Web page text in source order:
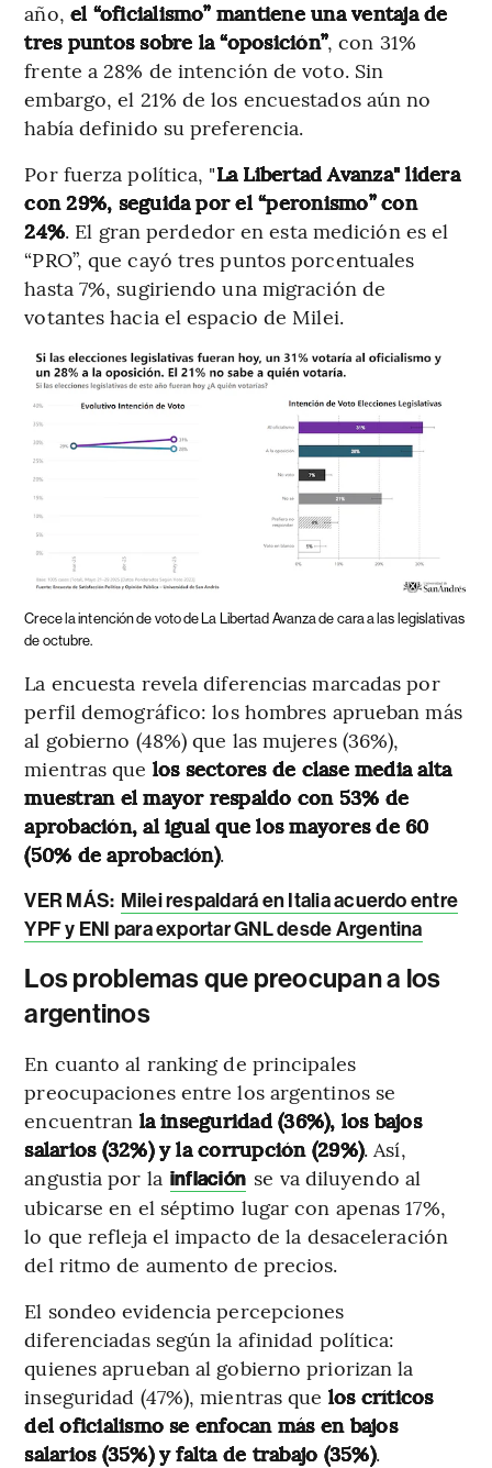
año, el “oficialismo” mantiene una ventaja de
tres puntos sobre la “oposición”, con 31%
frente a 28% de intención de voto. Sin
embargo, el 21% de los encuestados aún no
había definido su preferencia.
Por fuerza política, "La Libertad Avanza" lidera
con 29%, seguida por el “peronismo” con
24%. El gran perdedor en esta medición es el
“PRO”, que cayó tres puntos porcentuales
hasta 7%, sugiriendo una migración de
votantes hacia el espacio de Milei.
Crece la intención de voto de La Libertad Avanza de cara a las legislativas
de octubre.
La encuesta revela diferencias marcadas por
perfil demográfico: los hombres aprueban más
al gobierno (48%) que las mujeres (36%),
mientras que los sectores de clase media alta
muestran el mayor respaldo con 53% de
aprobación, al igual que los mayores de 60
(50% de aprobación).
VER MÁS: Milei respaldará en Italia acuerdo entre
YPF y ENI para exportar GNL desde Argentina
Los problemas que preocupan a los
argentinos
En cuanto al ranking de principales
preocupaciones entre los argentinos se
encuentran la inseguridad (36%), los bajos
salarios (32%) y la corrupción (29%). Así,
angustia por la inflación se va diluyendo al
ubicarse en el séptimo lugar con apenas 17%,
lo que refleja el impacto de la desaceleración
del ritmo de aumento de precios.
El sondeo evidencia percepciones
diferenciadas según la afinidad política:
quienes aprueban al gobierno priorizan la
inseguridad (47%), mientras que los críticos
del oficialismo se enfocan más en bajos
salarios (35%) y falta de trabajo (35%).